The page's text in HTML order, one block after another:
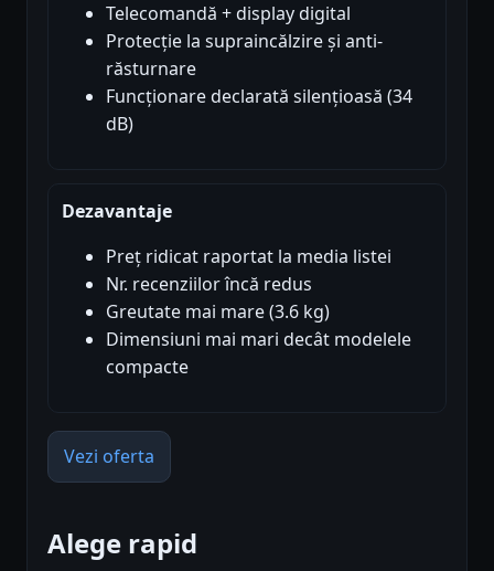
Telecomandă + display digital
Protecție la supraincălzire și anti-
răsturnare
Funcționare declarată silențioasă (34
dB)
Dezavantaje
Preț ridicat raportat la media listei
Nr. recenziilor încă redus
Greutate mai mare (3.6 kg)
Dimensiuni mai mari decât modelele
compacte
Vezi oferta
Alege rapid